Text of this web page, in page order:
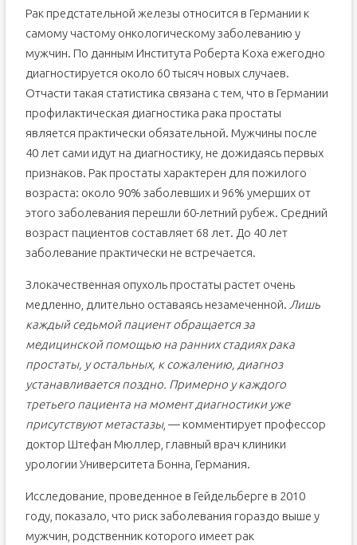
Рак предстательной железы относится в Германии к
самому частому онкологическому заболеванию у
мужчин. По данным Института Роберта Коха ежегодно
диагностируется около 60 тысяч новых случаев.
Отчасти такая статистика связана с тем, что в Германии
профилактическая диагностика рака простаты
является практически обязательной. Мужчины после
40 лет сами идут на диагностику, не дожидаясь первых
признаков. Рак простаты характерен для пожилого
возраста: около 90% заболевших и 96% умерших от
этого заболевания перешли 60-летний рубеж. Средний
возраст пациентов составляет 68 лет. До 40 лет
заболевание практически не встречается.
Злокачественная опухоль простаты растет очень
медленно, длительно оставаясь незамеченной. Лишь
каждый седьмой пациент обращается за
медицинской помощью на ранних стадиях рака
простаты, у остальных, к сожалению, диагноз
устанавливается поздно. Примерно у каждого
третьего пациента на момент диагностики уже
присутствуют метастазы, — комментирует профессор
доктор Штефан Мюллер, главный врач клиники
урологии Университета Бонна, Германия.
Исследование, проведенное в Гейдельберге в 2010
году, показало, что риск заболевания гораздо выше у
мужчин, родственник которого имеет рак